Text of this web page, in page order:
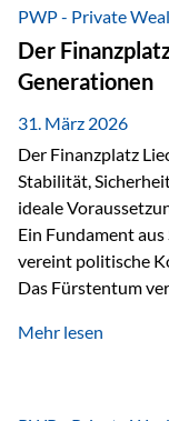
Vermögen der
heißt das:Diese
allgemeinen
zur Erfüllung…
PWP - Private
Der
Generationen
31. März 2026
Der Finanzplatz
Stabilität,
ideale
Ein Fundament
vereint politische
Das Fürstentum
monarchischen
Mehr lesen